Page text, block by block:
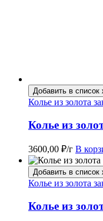
Добавить в список
Колье из золота
Колье из
3600,00 ₽/г В
Добавить в список
Колье из золота
Колье из